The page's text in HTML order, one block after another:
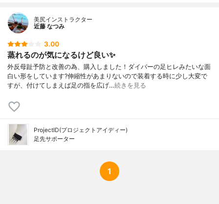
美尻インストラクター
近藤 なつみ
3.00
蒸れるのが気になるけど良い✨
外反母趾予防と改善の為、購入しました！ダイバーの足ヒレみたいな面
白い形をしています?伸縮性があまりないので装着する時に少し大変で
すが、付けてしまえば足の指を広げ…続きを見る
ProjectID(プロジェクトアイディー)
足先サポーター
1